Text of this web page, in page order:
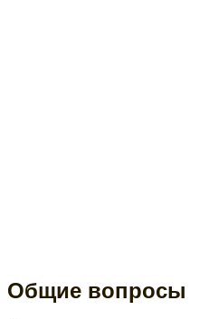
Общие вопросы